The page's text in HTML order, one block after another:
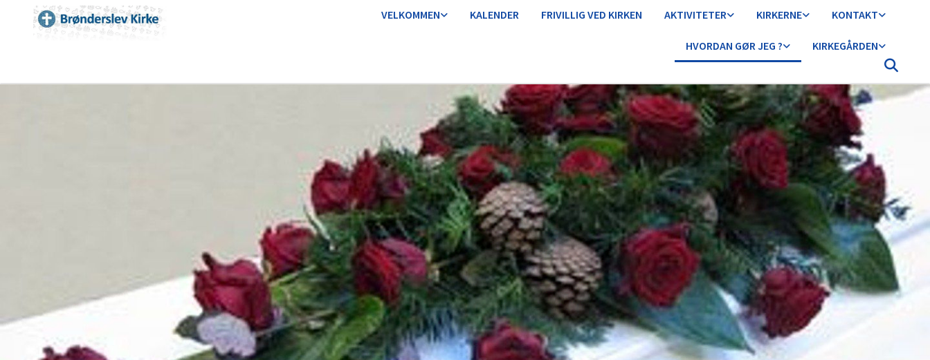
VELKOMMEN KALENDER FRIVILLIG VED KIRKEN AKTIVITETER KIRKERNE KONTAKT
HVORDAN GØR JEG ? KIRKEGÅRDEN